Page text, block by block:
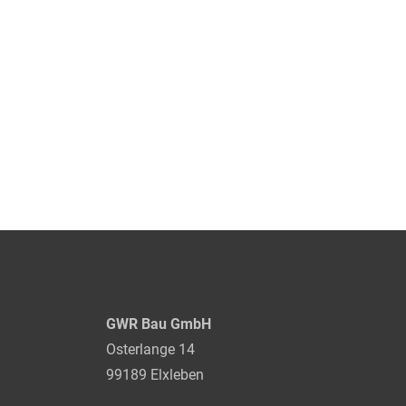
GWR Bau GmbH
Osterlange 14
99189 Elxleben